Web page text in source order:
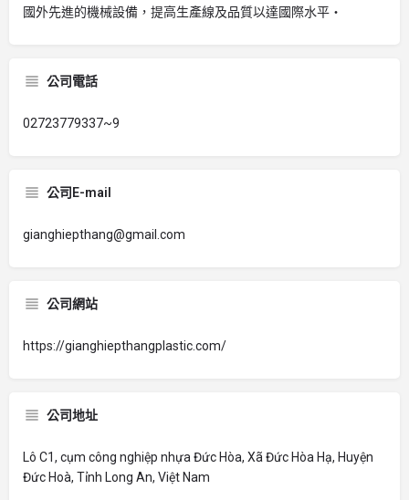
國外先進的機械設備，提高生產線及品質以達國際水平‧
公司電話
02723779337~9
公司E-mail
gianghiepthang@gmail.com
公司網站
https://gianghiepthangplastic.com/
公司地址
Lô C1, cụm công nghiệp nhựa Đức Hòa, Xã Đức Hòa Hạ, Huyện
Đức Hoà, Tỉnh Long An, Việt Nam